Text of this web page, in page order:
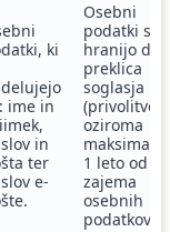
ki
ime in
in
ter
e-
Osebni
podatki se
hranijo do
preklica
soglasja
(privolitve)
oziroma
1 leto od
zajema
osebnih
podatkov.